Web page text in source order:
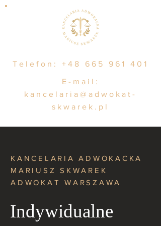
Telefon: +48 665 961 401
E-mail:
kancelaria@adwokat-
skwarek.pl
KANCELARIA ADWOKACKA
MARIUSZ SKWAREK
ADWOKAT WARSZAWA
Indywidualne